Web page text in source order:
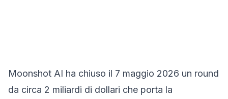
Moonshot AI ha chiuso il 7 maggio 2026 un round
da circa 2 miliardi di dollari che porta la